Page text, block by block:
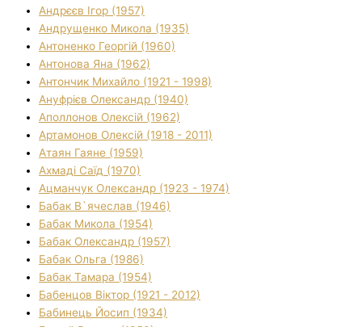
Андрєєв Ігор (1957)
Андрущенко Микола (1935)
Антоненко Георгій (1960)
Антонова Яна (1962)
Антончик Михайло (1921 - 1998)
Ануфрієв Олександр (1940)
Аполлонов Олексій (1962)
Артамонов Олексій (1918 - 2011)
Атаян Гаяне (1959)
Ахмаді Саїд (1970)
Ацманчук Олександр (1923 - 1974)
Бабак В`ячеслав (1946)
Бабак Микола (1954)
Бабак Олександр (1957)
Бабак Ольга (1986)
Бабак Тамара (1954)
Бабенцов Віктор (1921 - 2012)
Бабинець Йосип (1934)